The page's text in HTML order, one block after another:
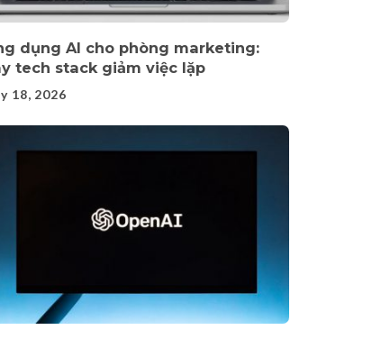
dụng AI cho phòng marketing:
tech stack giảm việc lặp
18, 2026